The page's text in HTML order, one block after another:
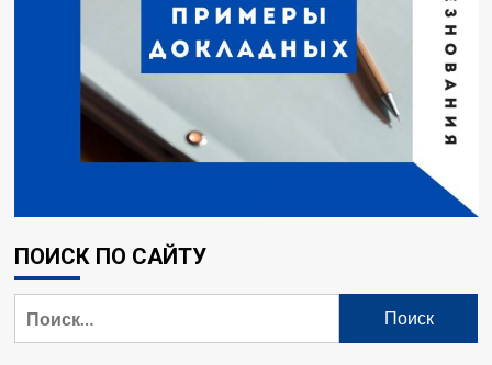
ПОИСК ПО САЙТУ